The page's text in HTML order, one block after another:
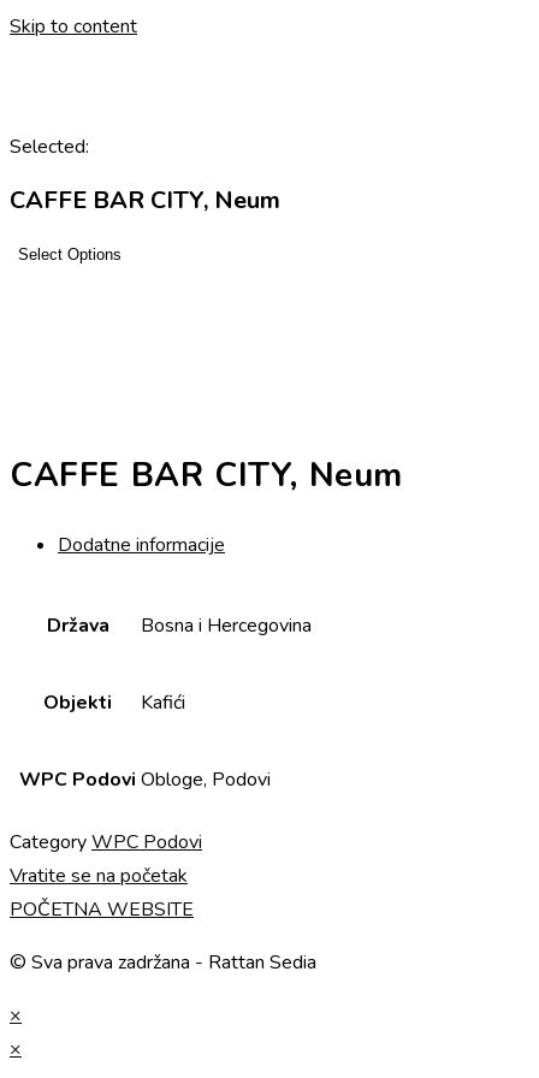
Skip to content
Selected:
CAFFE BAR CITY, Neum
Select Options
CAFFE BAR CITY, Neum
Dodatne informacije
Država Bosna i Hercegovina
Objekti Kafići
WPC Podovi Obloge, Podovi
CategoryWPC Podovi
Vratite se na početak
POČETNA WEBSITE
© Sva prava zadržana - Rattan Sedia
×
×